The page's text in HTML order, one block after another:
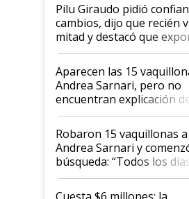
Pilu Giraudo pidió
cambios, dijo que recién
mitad y destacó que
ser "para unos pocos":
mandato muy claro del
nacional"
Aparecen las 15
Andrea Sarnari, pero no
encuentran explicación
cómo llegaron allí
Robaron 15 vaquillonas a
Andrea Sarnari y
búsqueda: “Todos los días
toca a algún productor”